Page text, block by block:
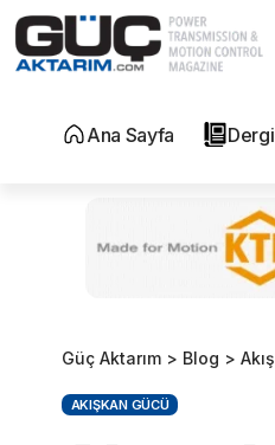
Ana Sayfa
Güç Aktarım > Blog >
AKIŞKAN GÜCÜ